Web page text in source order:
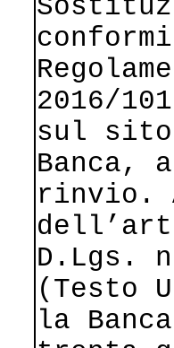
2016/
sul
Banca,
rinvio.
D.Lgs.
(Testo
la